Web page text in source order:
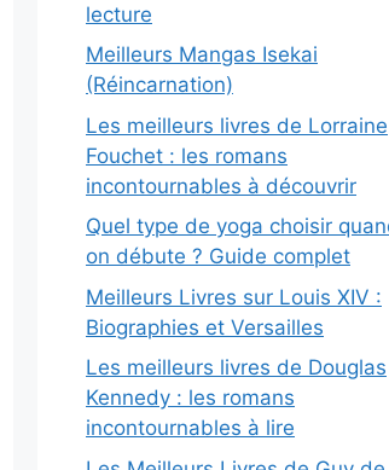
lecture
Meilleurs Mangas Isekai
(Réincarnation)
Les meilleurs livres de Lorraine
Fouchet : les romans
incontournables à découvrir
Quel type de yoga choisir
on débute ? Guide complet
Meilleurs Livres sur Louis XIV :
Biographies et Versailles
Les meilleurs livres de Douglas
Kennedy : les romans
incontournables à lire